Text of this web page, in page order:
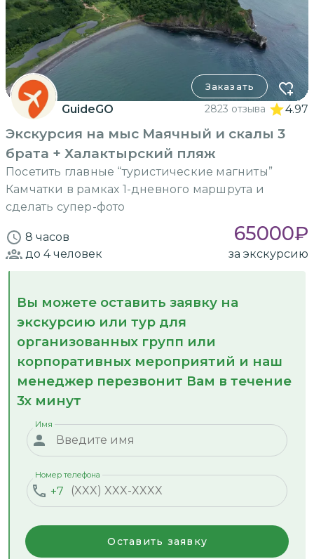
Заказать
GuideGO 2823 отзыва 4.97
Экскурсия на мыс Маячный и скалы 3
брата + Халактырский пляж
Посетить главные “туристические магниты”
Камчатки в рамках 1-дневного маршрута и
сделать супер-фото
8 часов 65000₽
до 4человек за экскурсию
Вы можете оставить заявку на
экскурсию или тур для
организованных групп или
корпоративных мероприятий и наш
менеджер перезвонит Вам в течение
3х минут
Имя
+7
Номер телефона
Оставить заявку